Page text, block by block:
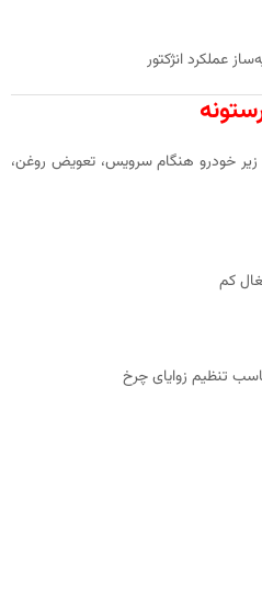
عملکرد انژکتور
زیر خودرو هنگام سرویس، تعویض روغن،
کم
تنظیم زوایای چرخ